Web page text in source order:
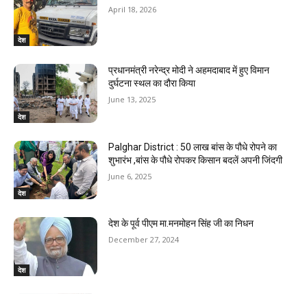
देश
April 18, 2026
देश
प्रधानमंत्री नरेन्द्र मोदी ने अहमदाबाद में हुए विमान
दुर्घटना स्थल का दौरा किया
June 13, 2025
देश
Palghar District : 50 लाख बांस के पौधे रोपने का
शुभारंभ ,बांस के पौधे रोपकर किसान बदलें अपनी जिंदगी
June 6, 2025
देश
देश के पूर्व पीएम मा.मनमोहन सिंह जी का निधन
December 27, 2024